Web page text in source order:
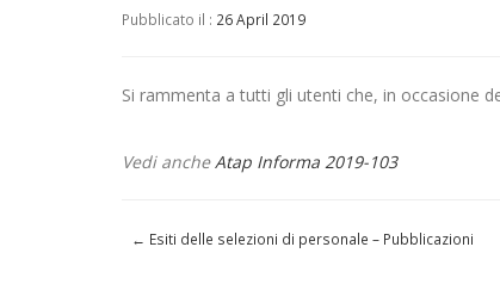
Pubblicato il : 26 April 2019
Si rammenta a tutti gli utenti che, in occasione
Vedi ancheAtap Informa 2019-103
← Esiti delle selezioni di personale – Pubblicazioni